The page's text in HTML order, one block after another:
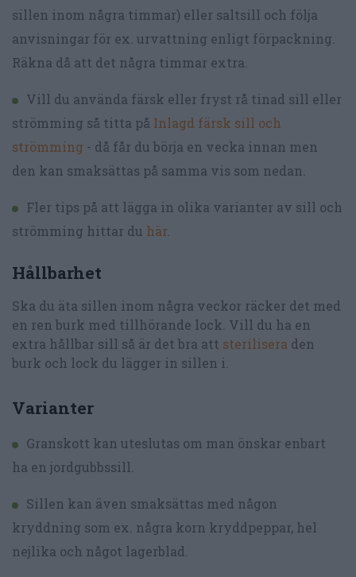
sillen inom några timmar) eller saltsill och följa
anvisningar för ex. urvattning enligt förpackning.
Räkna då att det några timmar extra.
Vill du använda färsk eller fryst rå tinad sill eller
strömming så titta på Inlagd färsk sill och
strömming - då får du börja en vecka innan men
den kan smaksättas på samma vis som nedan.
Fler tips på att lägga in olika varianter av sill och
strömming hittar du här.
Hållbarhet
Ska du äta sillen inom några veckor räcker det med
en ren burk med tillhörande lock. Vill du ha en
extra hållbar sill så är det bra att sterilisera den
burk och lock du lägger in sillen i.
Varianter
Granskott kan uteslutas om man önskar enbart
ha en jordgubbssill.
Sillen kan även smaksättas med någon
kryddning som ex. några korn kryddpeppar, hel
nejlika och något lagerblad.